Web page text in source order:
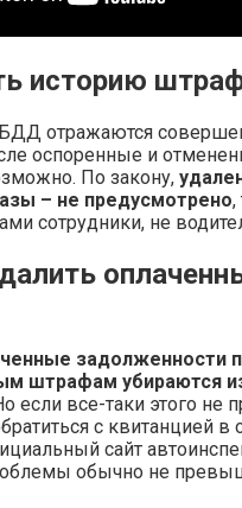
историю
отражаются
оспоренные и
По закону,
– не предусмотрено,
сотрудники, не
задолженности
штрафам убираются
если все-таки этого не
с квитанцией в
сайт
обычно не